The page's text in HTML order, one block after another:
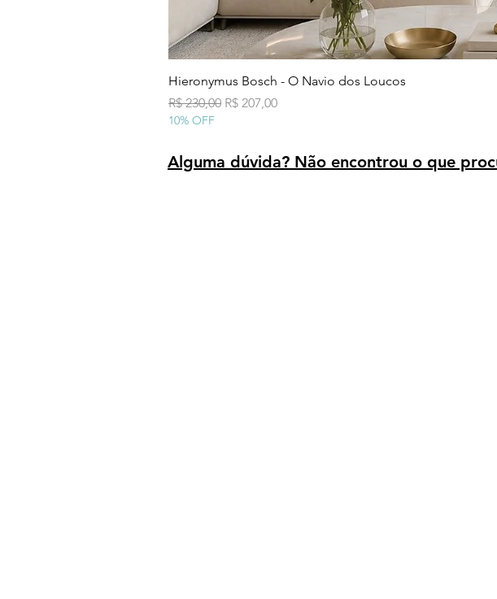
Hieronymus Bosch - O Navio dos Loucos
Preço normal
R$ 230,00 Preço promocional
R$ 207,00
10% OFF
Alguma dúvida? Não encontrou o que